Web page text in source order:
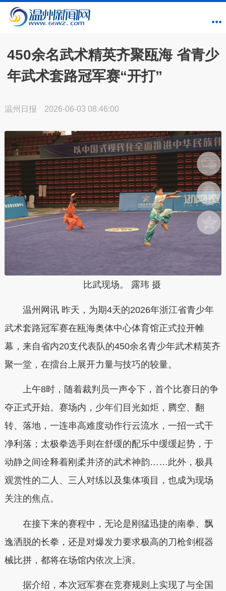
450余名武术精英齐聚瓯海 省青少
年武术套路冠军赛“开打”
温州日报 2026-06-03 08:46:00
比武现场。 露玮 摄
温州网讯 昨天，为期4天的2026年浙江省青少年
武术套路冠军赛在瓯海奥体中心体育馆正式拉开帷
幕，来自省内20支代表队的450余名青少年武术精英齐
聚一堂，在擂台上展开力量与技巧的较量。
上午8时，随着裁判员一声令下，首个比赛日的争
夺正式开始。赛场内，少年们目光如炬，腾空、翻
转、落地，一连串高难度动作行云流水，一招一式干
净利落；太极拳选手则在舒缓的配乐中缓缓起势，于
动静之间诠释着刚柔并济的武术神韵……此外，极具
观赏性的二人、三人对练以及集体项目，也成为现场
关注的焦点。
在接下来的赛程中，无论是刚猛迅捷的南拳、飘
逸洒脱的长拳，还是对爆发力要求极高的刀枪剑棍器
械比拼，都将在场馆内依次上演。
据介绍，本次冠军赛在竞赛规则上实现了与全国